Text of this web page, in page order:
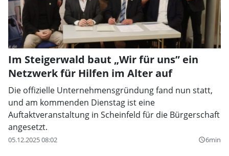
Im Steigerwald baut „Wir für uns” ein
Netzwerk für Hilfen im Alter auf
Die offizielle Unternehmensgründung fand nun statt,
und am kommenden Dienstag ist eine
Auftaktveranstaltung in Scheinfeld für die Bürgerschaft
angesetzt.
05.12.2025 08:02 query_builder6min